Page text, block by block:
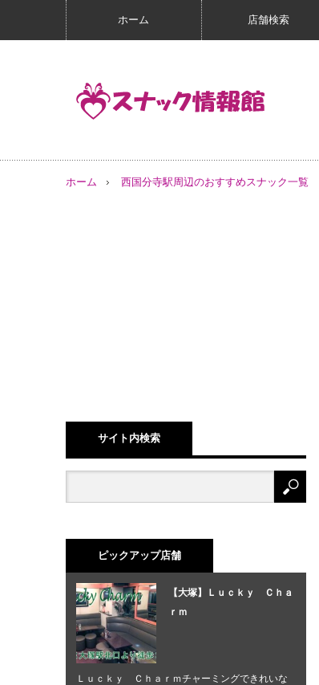
ホーム 店舗検索
ホーム 西国分寺駅周辺のおすすめスナック一覧
サイト内検索
ピックアップ店舗
【大塚】Ｌｕｃｋｙ Ｃｈａ
ｒｍ
Ｌｕｃｋｙ Ｃｈａｒｍチャーミングできれいな